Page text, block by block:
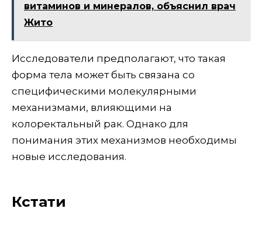
витаминов и минералов, объяснил врач
Жито
Исследователи предполагают, что такая
форма тела может быть связана со
специфическими молекулярными
механизмами, влияющими на
колоректальный рак. Однако для
понимания этих механизмов необходимы
новые исследования.
Кстати